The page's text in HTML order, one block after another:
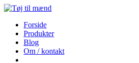
Forside
Produkter
Blog
Om / kontakt